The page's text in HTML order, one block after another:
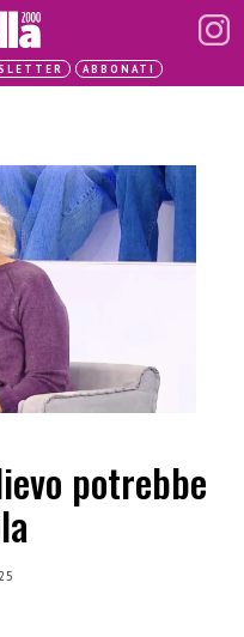
ABBONATI
potrebbe